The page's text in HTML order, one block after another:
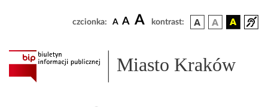
czcionka: A A A kontrast:
Miasto Kraków